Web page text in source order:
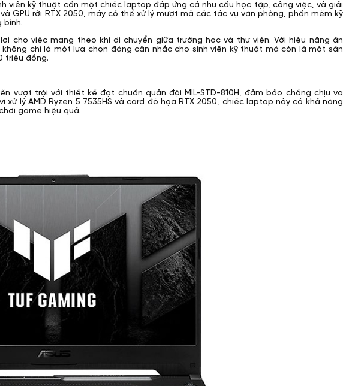
viên kỹ thuật cần một chiếc laptop đáp ứng cả nhu cầu học tập, công việc, và giải
GPU rời RTX 2050, máy có thể xử lý mượt mà các tác vụ văn phòng, phần mềm kỹ
bình.
cho việc mang theo khi di chuyển giữa trường học và thư viện. Với hiệu năng ấn
chỉ là một lựa chọn đáng cân nhắc cho sinh viên kỹ thuật mà còn là một sản
triệu đồng.
vượt trội với thiết kế đạt chuẩn quân đội MIL-STD-810H, đảm bảo chống chịu va
lý AMD Ryzen 5 7535HS và card đồ họa RTX 2050, chiếc laptop này có khả năng
game hiệu quả.